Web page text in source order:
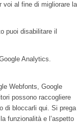
voi al fine di migliorare la
puoi disabilitare il
Analytics.
Webfonts, Google
possono raccogliere
di bloccarli qui. Si prega
funzionalità e l’aspetto